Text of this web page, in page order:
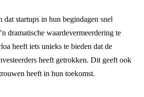
startups in hun begindagen snel
dramatische waardevermeerdering te
heeft iets unieks te bieden dat de
heeft getrokken. Dit geeft ook
heeft in hun toekomst.